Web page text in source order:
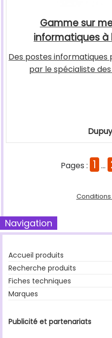
Gamme sur
informatiques
Des postes informatiques
par le spécialiste
Pages : 1 ...
Navigation
Accueil produits
Recherche produits
Fiches techniques
Marques
Publicité et partenariats